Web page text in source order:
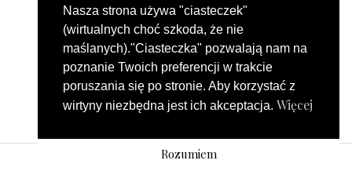
Nasza strona używa "ciasteczek"
(wirtualnych choć szkoda, że nie
maślanych)."Ciasteczka" pozwalają nam na
poznanie Twoich preferencji w trakcie
poruszania się po stronie. Aby korzystać z
wirtyny niezbędna jest ich akceptacja. Więcej
Rozumiem